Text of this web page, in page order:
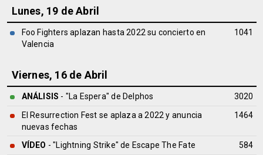
Lunes, 19 de Abril
Foo Fighters aplazan hasta 2022 su concierto en
Valencia
1041
Viernes, 16 de Abril
ANÁLISIS - "La Espera" de Delphos
3020
El Resurrection Fest se aplaza a 2022 y anuncia
nuevas fechas
1464
VÍDEO - "Lightning Strike" de Escape The Fate
584